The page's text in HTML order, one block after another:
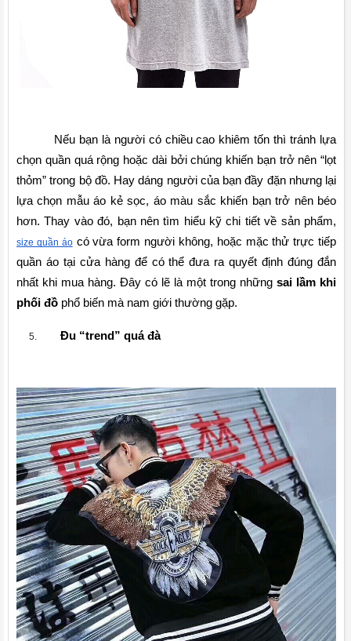
Nếu bạn là người có chiều cao khiêm tốn thì tránh lựa
chọn quần quá rộng hoặc dài bởi chúng khiến bạn trở nên “lọt
thỏm” trong bộ đồ. Hay dáng người của bạn đầy đặn nhưng lại
lựa chọn mẫu áo kẻ sọc, áo màu sắc khiến bạn trở nên béo
size quần áo có vừa form người không, hoặc mặc thử trực tiếp
quần áo tại cửa hàng để có thể đưa ra quyết định đúng đắn
nhất khi mua hàng. Đây có lẽ là một trong những sai lầm khi
phối đồ phổ biến mà nam giới thường gặp.
Đu “trend” quá đà